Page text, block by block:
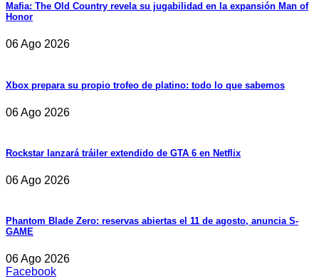
Mafia: The Old Country revela su jugabilidad en la expansión Man of
Honor
06 Ago 2026
Xbox prepara su propio trofeo de platino: todo lo que sabemos
06 Ago 2026
Rockstar lanzará tráiler extendido de GTA 6 en Netflix
06 Ago 2026
Phantom Blade Zero: reservas abiertas el 11 de agosto, anuncia S-
GAME
06 Ago 2026
Facebook